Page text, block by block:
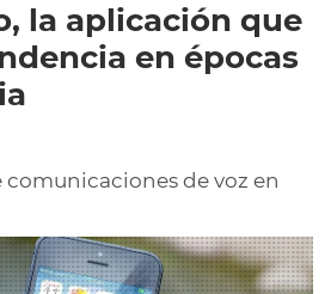
la aplicación que
en épocas
comunicaciones de voz en